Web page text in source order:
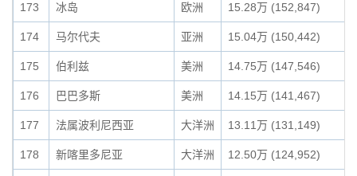
173 冰岛 欧洲 15.28万 (152,847)
174 马尔代夫 亚洲 15.04万 (150,442)
175 伯利兹 美洲 14.75万 (147,546)
176 巴巴多斯 美洲 14.15万 (141,467)
177 法属波利尼西亚 大洋洲 13.11万 (131,149)
178 新喀里多尼亚 大洋洲 12.50万 (124,952)